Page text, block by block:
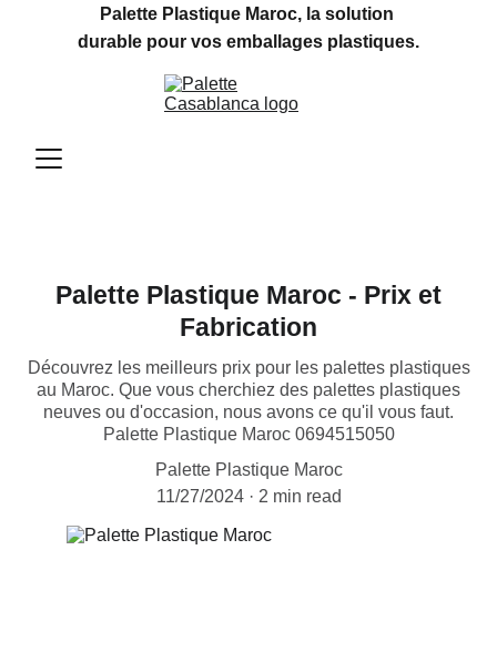
Palette Plastique Maroc, la solution
durable pour vos emballages plastiques.
Palette Plastique Maroc - Prix et
Fabrication
Découvrez les meilleurs prix pour les palettes plastiques
au Maroc. Que vous cherchiez des palettes plastiques
neuves ou d'occasion, nous avons ce qu'il vous faut.
Palette Plastique Maroc 0694515050
Palette Plastique Maroc
11/27/2024
2 min read